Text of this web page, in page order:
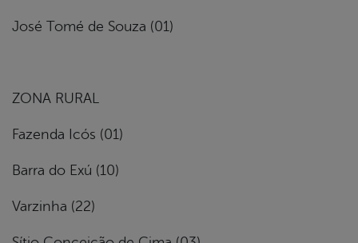
José Tomé de Souza (01)
ZONA RURAL
Fazenda Icós (01)
Barra do Exú (10)
Varzinha (22)